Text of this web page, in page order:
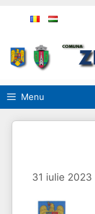
Menu
31 iulie 2023